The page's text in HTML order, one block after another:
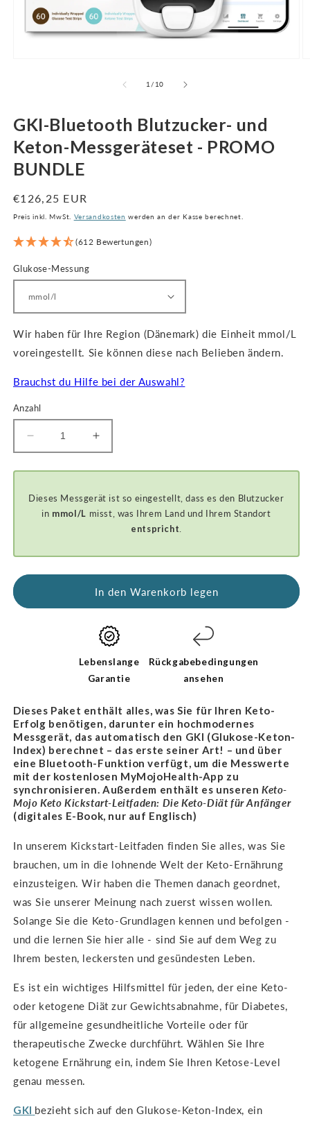
1 / von
10
GKI-Bluetooth Blutzucker- und
Keton-Messgeräteset - PROMO
BUNDLE
Regulärer
Preis
€126,25 EUR
Preis inkl. MwSt. Versandkosten werden an der Kasse berechnet.
(612 Bewertungen)
Glukose-Messung
Wir haben für Ihre Region (Dänemark) die Einheit mmol/L
voreingestellt. Sie können diese nach Belieben ändern.
Brauchst du Hilfe bei der Auswahl?
Anzahl
Reduzieren
Sie
die
für
GKI-
und
Keton-
Messgeräteset
Anzahl
erhöhen
für
Bluetooth
Blutzucker-
-
PROMO
BUNDLE
Dieses Messgerät ist so eingestellt, dass es den Blutzucker
in mmol/L misst, was Ihrem Land und Ihrem Standort
entspricht.
In den Warenkorb legen
Lebenslange
Garantie
Rückgabebedingungen
ansehen
Dieses Paket enthält alles, was Sie für Ihren Keto-
Erfolg benötigen, darunter ein hochmodernes
Messgerät, das automatisch den GKI (Glukose-Keton-
Index) berechnet – das erste seiner Art! – und über
eine Bluetooth-Funktion verfügt, um die Messwerte
mit der kostenlosen MyMojoHealth-App zu
synchronisieren. Außerdem enthält es unserenKeto-
Mojo Keto Kickstart-Leitfaden: Die Keto-Diät fürAnfänger
(digitales E-Book, nur auf Englisch)
In unserem Kickstart-Leitfaden finden Sie alles, was Sie
brauchen, um in die lohnende Welt der Keto-Ernährung
einzusteigen. Wir haben die Themen danach geordnet,
was Sie unserer Meinung nach zuerst wissen wollen.
Solange Sie die Keto-Grundlagen kennen und befolgen -
und die lernen Sie hier alle - sind Sie auf dem Weg zu
Ihrem besten, leckersten und gesündesten Leben.
Es ist ein wichtiges Hilfsmittel für jeden, der eine Keto-
oder ketogene Diät zur Gewichtsabnahme, für Diabetes,
für allgemeine gesundheitliche Vorteile oder für
therapeutische Zwecke durchführt. Wählen Sie Ihre
ketogene Ernährung ein, indem Sie Ihren Ketose-Level
genau messen.
GKI bezieht sich auf den Glukose-Keton-Index, ein